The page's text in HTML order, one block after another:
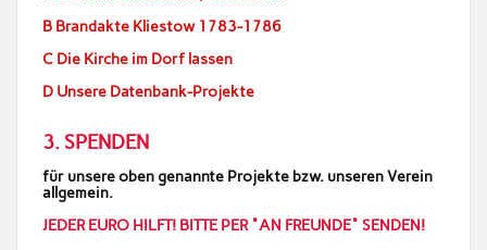
B Brandakte Kliestow 1783-1786
C Die Kirche im Dorf lassen
D Unsere Datenbank-Projekte
3. SPENDEN
für unsere oben genannte Projekte bzw. unseren Verein
allgemein.
JEDER EURO HILFT! BITTE PER "AN FREUNDE" SENDEN!